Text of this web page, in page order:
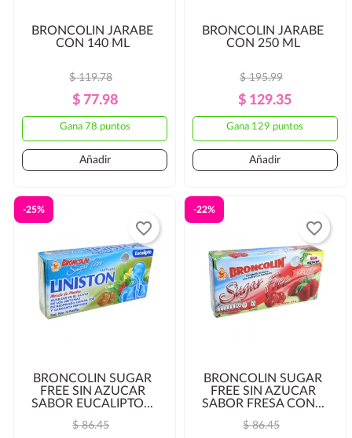
BRONCOLIN JARABE
CON 140 ML
Precio
Regular
$ 119.78
Precio
$ 77.98
Gana 78 puntos
Añadir
BRONCOLIN JARABE
CON 250 ML
Precio
Regular
$ 195.99
Precio
$ 129.35
Gana 129 puntos
Añadir
BRONCOLIN SUGAR
FREE SIN AZUCAR
SABOR EUCALIPTO...
$ 86.45
-25%
favorite_border
BRONCOLIN SUGAR
FREE SIN AZUCAR
SABOR FRESA CON...
$ 86.45
-22%
favorite_border